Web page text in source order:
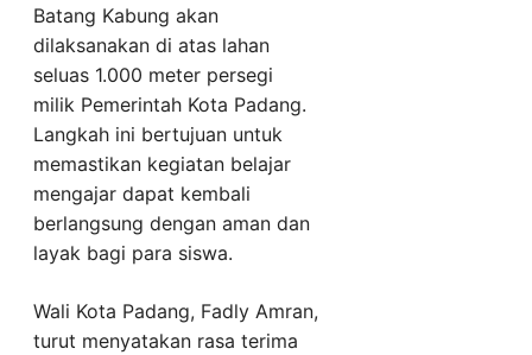
Batang Kabung akan
dilaksanakan di atas lahan
seluas 1.000 meter persegi
milik Pemerintah Kota Padang.
Langkah ini bertujuan untuk
memastikan kegiatan belajar
mengajar dapat kembali
berlangsung dengan aman dan
layak bagi para siswa.
Wali Kota Padang, Fadly Amran,
turut menyatakan rasa terima